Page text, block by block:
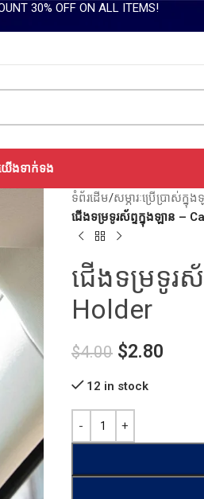
30% OFF ON ALL ITEMS!
ើងទាក់ទង
ទំព័រដើម/សម្ភារៈប្រើប្រាស់ក្នុង
ជេីងទម្រទូរស័ព្ទ​ក្នុងឡាន –
ជេីងទម្រទូរ
Holder
$4.00 $2.80
12 in stock